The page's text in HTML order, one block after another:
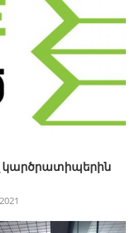
կարծրատիպերին